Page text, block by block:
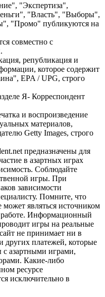
"Экспертиза",
"Власть", "Выборы",
"Промо" публикуются на
совместно с
републикация и
которое содержит
EPA / UPG, строго
Я- Корреспондент
и воспроизведение
материалов,
Getty Images, строго
предназначены для
в азартных играх
Соблюдайте
игры. При
зависимости
Помните, что
может являться источником
работе. Информационный
игры на реальные
не принимает ни в
других платежей, которые
с азартными играми,
Какие-либо
ресурсе
исключительно в